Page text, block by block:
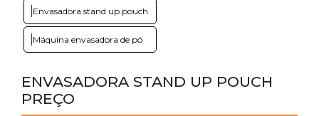
Envasadora stand up pouch
Máquina envasadora de pó
ENVASADORA STAND UP POUCH
PREÇO